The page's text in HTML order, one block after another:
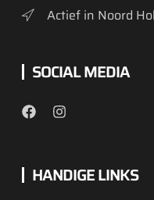
Actief in Noord
SOCIAL MEDIA
HANDIGE LINKS